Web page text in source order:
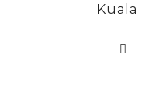
Kuala